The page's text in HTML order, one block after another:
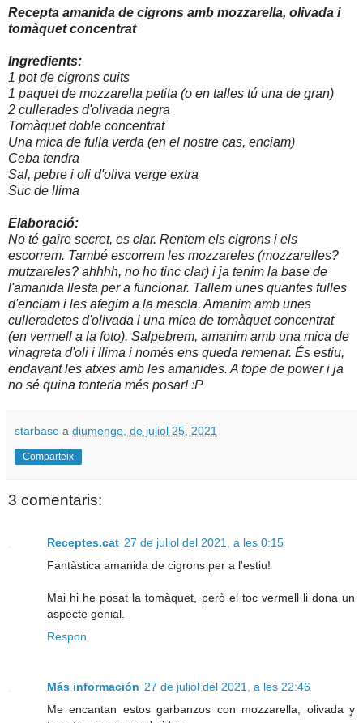
Recepta amanida de cigrons amb mozzarella, olivada i
tomàquet concentrat
Ingredients:
1 pot de cigrons cuits
1 paquet de mozzarella petita (o en talles tú una de gran)
2 cullerades d'olivada negra
Tomàquet doble concentrat
Una mica de fulla verda (en el nostre cas, enciam)
Ceba tendra
Sal, pebre i oli d'oliva verge extra
Suc de llima
Elaboració:
No té gaire secret, es clar. Rentem els cigrons i els
escorrem. També escorrem les mozzareles (mozzarelles?
mutzareles? ahhhh, no ho tinc clar) i ja tenim la base de
l'amanida llesta per a funcionar. Tallem unes quantes fulles
d'enciam i les afegim a la mescla. Amanim amb unes
culleradetes d'olivada i una mica de tomàquet concentrat
(en vermell a la foto). Salpebrem, amanim amb una mica de
vinagreta d'oli i llima i només ens queda remenar. És estiu,
endavant les atxes amb les amanides. A tope de power i ja
no sé quina tonteria més posar! :P
starbase a diumenge, de juliol 25, 2021
Comparteix
3 comentaris:
Receptes.cat 27 de juliol del 2021, a les 0:15
Fantàstica amanida de cigrons per a l'estiu!
Mai hi he posat la tomàquet, però el toc vermell li dona un
aspecte genial.
Respon
Más información 27 de juliol del 2021, a les 22:46
Me encantan estos garbanzos con mozzarella, olivada y